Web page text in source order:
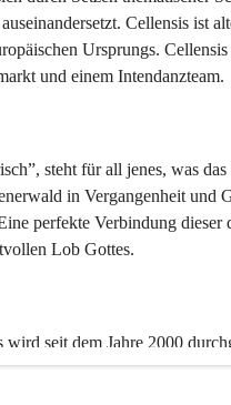
Cellensis ist
Ursprungs.
und einem Intendanzteam.
steht für all jenes, was das
in Vergangenheit und
perfekte Verbindung dieser
Lob Gottes.
seit dem Jahre 2000